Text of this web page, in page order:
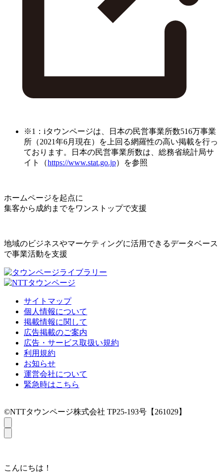
※1：iタウンページは、日本の民営事業所数516万事業
所（2021年6月現在）を上回る網羅性の高い掲載を行っ
ております。日本の民営事業所数は、総務省統計局サ
イト（https://www.stat.go.jp）を参照
ホームページを起点に
集客から成約までをワンストップで支援
地域のビジネスやマーケティングに活用できるデータベース
で事業活動を支援
サイトマップ
個人情報について
掲載情報に関して
広告掲載のご案内
広告・サービス取扱い規約
利用規約
お知らせ
運営会社について
緊急時はこちら
©NTTタウンページ株式会社 TP25-193号【261029】
こんにちは！